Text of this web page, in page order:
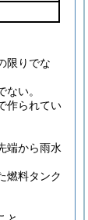
限りでな
い。
作られてい
端から雨水
燃料タンク